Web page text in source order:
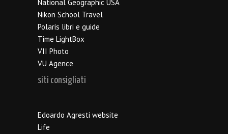
National Geographic USA
Nikon School Travel
Polaris libri e guide
Time LightBox
VII Photo
VU Agence
siti consigliati
Edoardo Agresti website
Life